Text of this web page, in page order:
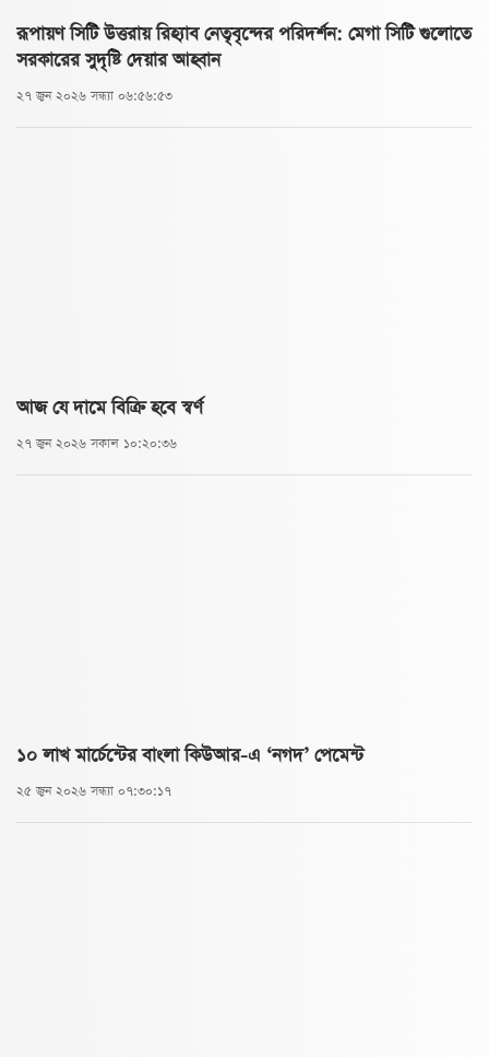
রূপায়ণ সিটি উত্তরায় রিহ্যাব নেতৃবৃন্দের পরিদর্শন: মেগা সিটি গুলোতে
সরকারের সুদৃষ্টি দেয়ার আহ্বান
২৭ জুন ২০২৬ সন্ধ্যা ০৬:৫৬:৫৩
আজ যে দামে বিক্রি হবে স্বর্ণ
২৭ জুন ২০২৬ সকাল ১০:২০:৩৬
১০ লাখ মার্চেন্টের বাংলা কিউআর-এ ‘নগদ’ পেমেন্ট
২৫ জুন ২০২৬ সন্ধ্যা ০৭:৩০:১৭